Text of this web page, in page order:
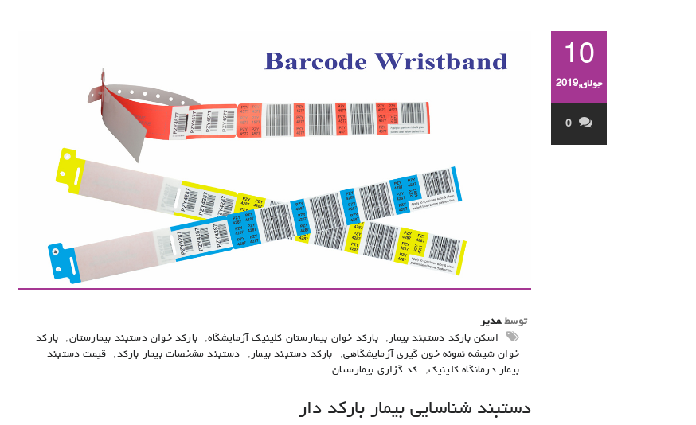
10
جولای,2019
0
توسط مدیر
اسکن بارکد دستبند بیمار , بارکد خوان بیمارستان کلینیک آزمایشگاه, بارکد خوان دستبند بیمارستان,
بارکد
خوان شیشه نمونه خون گیری آزمایشگاهی, بارکد دستبند بیمار , دستبند مشخصات بیمار بارکد,
قیمت دستبند
بیمار درمانگاه کلینیک, کد گزاری بیمارستان
دستبند شناسایی بیمار بارکد دار